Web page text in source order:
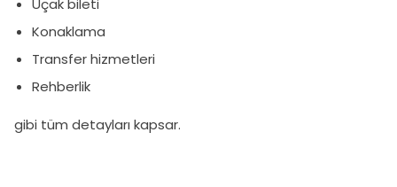
Uçak bileti
Konaklama
Transfer hizmetleri
Rehberlik
gibi tüm detayları kapsar.